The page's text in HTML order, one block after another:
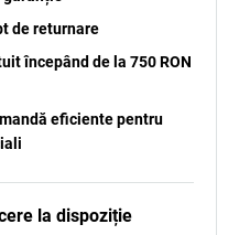
de returnare
începând de la 750 RON
eficiente pentru
la dispoziție